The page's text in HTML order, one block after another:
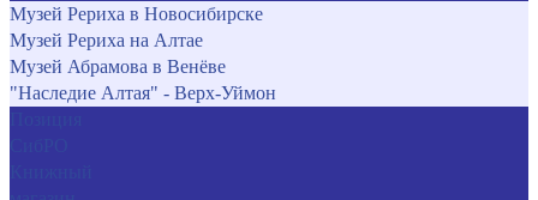
Музей Рериха в Новосибирске
Музей Рериха на Алтае
Музей Абрамова в Венёве
"Наследие Алтая" - Верх-Уймон